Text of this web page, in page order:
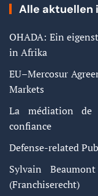
Alle aktuellen
OHADA: Ein
in Afrika
EU–Mercosur
Markets
La médiation de
confiance
Defense-related
Sylvain
(Franchiserecht)